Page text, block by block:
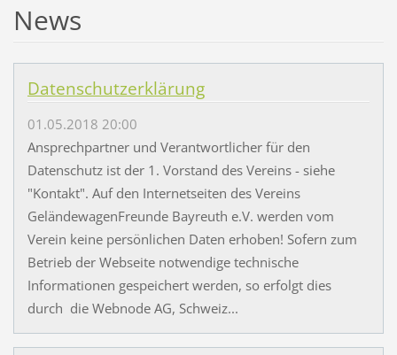
News
Datenschutzerklärung
01.05.2018 20:00
Ansprechpartner und Verantwortlicher für den
Datenschutz ist der 1. Vorstand des Vereins - siehe
"Kontakt". Auf den Internetseiten des Vereins
GeländewagenFreunde Bayreuth e.V. werden vom
Verein keine persönlichen Daten erhoben! Sofern zum
Betrieb der Webseite notwendige technische
Informationen gespeichert werden, so erfolgt dies
durch die Webnode AG, Schweiz...